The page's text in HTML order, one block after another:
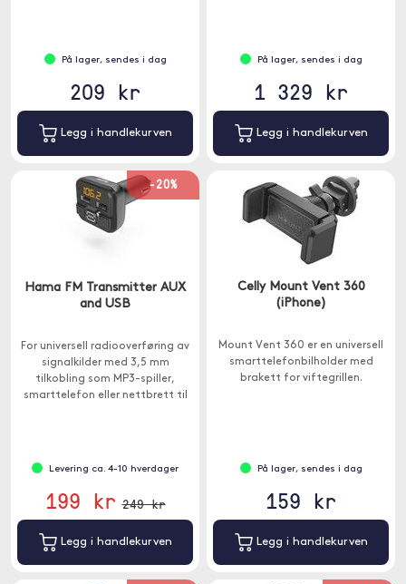
På lager, sendes i dag
209 kr
Legg i handlekurven
På lager, sendes i dag
1 329 kr
Legg i handlekurven
-20%
Hama FM Transmitter AUX
and USB
For universell radiooverføring av
signalkilder med 3,5 mm
tilkobling som MP3-spiller,
smarttelefon eller nettbrett til
Levering ca. 4-10 hverdager
199 kr 249 kr
Legg i handlekurven
Celly Mount Vent 360
(iPhone)
Mount Vent 360 er en universell
smarttelefonbilholder med
brakett for viftegrillen.
På lager, sendes i dag
159 kr
Legg i handlekurven